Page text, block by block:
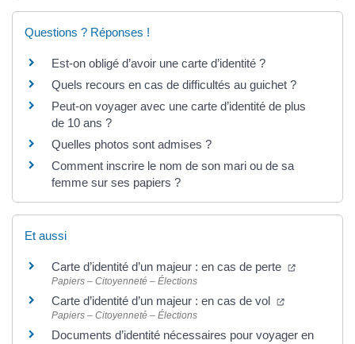
Questions ? Réponses !
Est-on obligé d’avoir une carte d’identité ?
Quels recours en cas de difficultés au guichet ?
Peut-on voyager avec une carte d’identité de plus
de 10 ans ?
Quelles photos sont admises ?
Comment inscrire le nom de son mari ou de sa
femme sur ses papiers ?
Et aussi
Carte d’identité d’un majeur : en cas de perte
Papiers – Citoyenneté – Élections
Carte d’identité d’un majeur : en cas de vol
Papiers – Citoyenneté – Élections
Documents d’identité nécessaires pour voyager en